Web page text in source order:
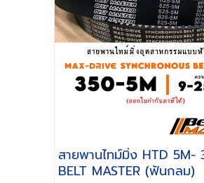
สายพานไทม์มิ่ง HTD 5M- 350
BELT MASTER (ฟันกลม)